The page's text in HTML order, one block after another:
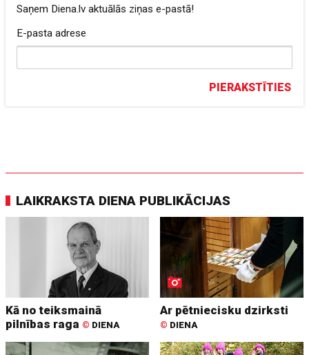
Saņem Diena.lv aktuālās ziņas e-pastā!
E-pasta adrese
PIERAKSTĪTIES
LAIKRAKSTA DIENA PUBLIKĀCIJAS
Kā no teiksmainā
pilnības raga © DIENA
Ar pētniecisku dzirksti
© DIENA